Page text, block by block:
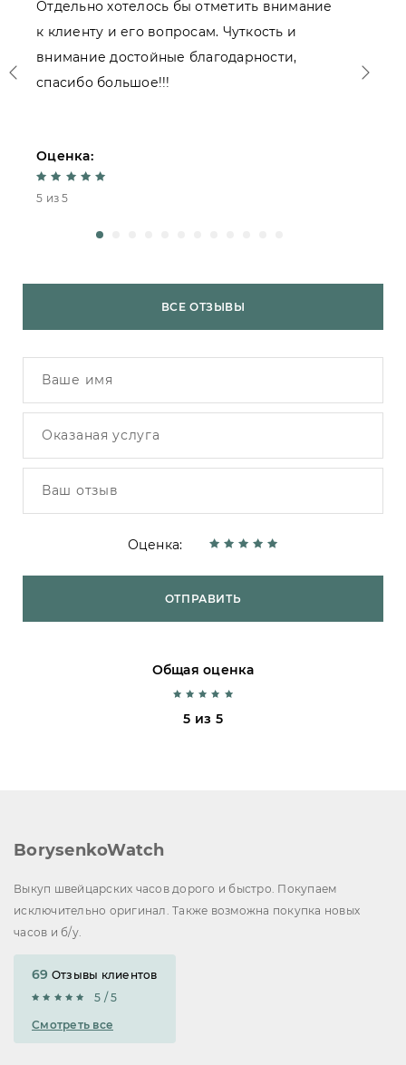
Отдельно хотелось бы отметить внимание
к клиенту и его вопросам. Чуткость и
внимание достойные благодарности,
спасибо большое!!!
Оценка:
5 из 5
ВСЕ ОТЗЫВЫ
Оценка:
ОТПРАВИТЬ
Общая оценка
5 из 5
BorysenkoWatch
Выкуп швейцарских часов дорого и быстро. Покупаем
исключительно оригинал. Также возможна покупка новых
часов и б/у.
69 Отзывы клиентов
5 / 5
Смотреть все